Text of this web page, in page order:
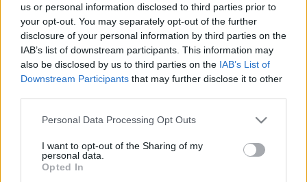
us or personal information disclosed to third parties prior to
your opt-out. You may separately opt-out of the further
disclosure of your personal information by third parties on the
IAB’s list of downstream participants. This information may
also be disclosed by us to third parties on the IAB’s List of
Downstream Participants that may further disclose it to other
Please note that this website/app uses one or more Google
not limited to your visit or usage behaviour. You may click to
grant or deny consent to Google and its third-party tags to
use your data for below specified purposes in below Google
Personal Data Processing Opt Outs
I want to opt-out of the Sharing of my
personal data.
Opted In
Kalóriacsökkentő ízbombák:
Zöldségek a süteményben
Az, hogy sós süteményekben, pitékben megjelentek
a zöldségek, szinte egyidős azzal, hogy sütni kezdtek